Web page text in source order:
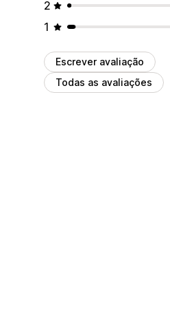
2
1
Escrever avaliação
Todas as avaliações